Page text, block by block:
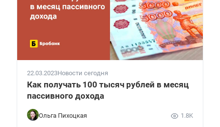
22.03.2023Новости сегодня
Как получать 100 тысяч рублей в месяц
пассивного дохода
Ольга Пихоцкая 1.8K